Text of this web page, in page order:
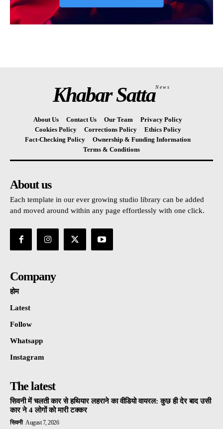
Khabar SattaNews
About Us Contact Us Our Team
Privacy Policy
Cookies Policy
Corrections Policy
Ethics Policy
Fact-Checking Policy
Ownership & Funding Information
Terms & Conditions
About us
Each template in our ever growing studio library can be added
and moved around within any page effortlessly with one click.
Company
होम
Latest
Follow
Whatsapp
Instagram
The latest
सिवनी में चलती कार से हथियार लहराने का वीडियो वायरल: कुछ ही देर बाद उसी
कार ने 4 लोगों को मारी टक्कर
सिवनी August 7, 2026